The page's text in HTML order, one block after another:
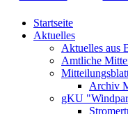
Startseite
Aktuelles
Aktuelles aus
Amtliche
Archiv
gKU